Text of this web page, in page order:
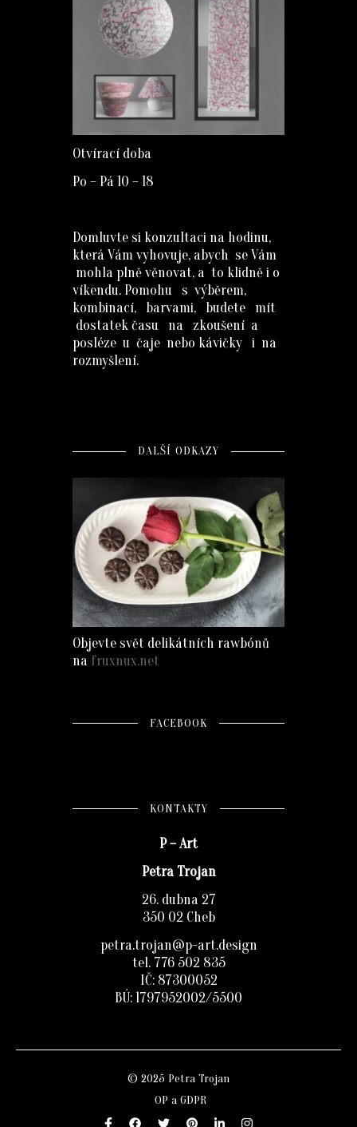
Otvírací doba
Po – Pá 10 – 18
Domluvte si konzultaci na hodinu,
která Vám vyhovuje, abych se Vám
mohla plně věnovat, a to klidně i o
víkendu. Pomohu s výběrem,
kombinací, barvami, budete mít
dostatek času na zkoušení a
posléze u čaje nebo kávičky i na
rozmyšlení.
DALŠÍ ODKAZY
Objevte svět delikátních rawbónů
na fruxnux.net
FACEBOOK
KONTAKTY
P – Art
Petra Trojan
26. dubna 27
350 02 Cheb
petra.trojan@p-art.design
tel. 776 502 835
IČ: 87300052
BÚ: 1797952002/5500
© 2025 Petra Trojan
OP a GDPR